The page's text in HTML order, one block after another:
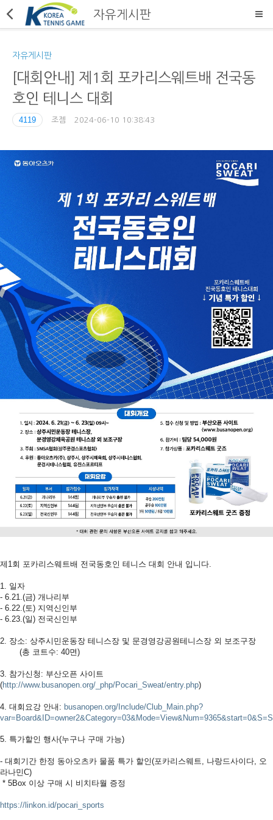
자유게시판
자유게시판
[대회안내] 제1회 포카리스웨트배 전국동
호인 테니스 대회
4119 조젬 2024-06-10 10:38:43
제1회 포카리스웨트배 전국동호인 테니스 대회 안내 입니다.
1. 일자
- 6.21.(금) 개나리부
- 6.22.(토) 지역신인부
- 6.23.(일) 전국신인부
2. 장소: 상주시민운동장 테니스장 및 문경영강공원테니스장 외 보조구장
(총 코트수: 40면)
3. 참가신청: 부산오픈 사이트
(http://www.busanopen.org/_php/Pocari_Sweat/entry.php)
4. 대회요강 안내: busanopen.org/Include/Club_Main.php?
5. 특가할인 행사(누구나 구매 가능)
- 대회기간 한정 동아오츠카 물품 특가 할인(포카리스웨트, 나랑드사이다, 오
라나민C)
* 5Box 이상 구매 시 비치타월 증정
https://linkon.id/pocari_sports